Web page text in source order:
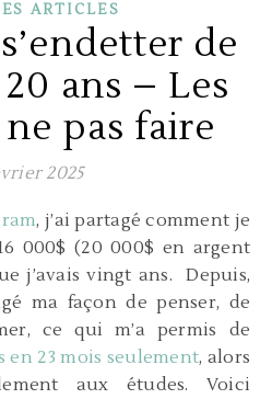
ARTICLES
de
ans – Les
pas faire
2025
, j’ai partagé comment je
000$ (20 000$ en argent
j’avais vingt ans. Depuis,
ma façon de penser, de
ce qui m’a permis de
en 23 mois seulement, alors
aux études. Voici